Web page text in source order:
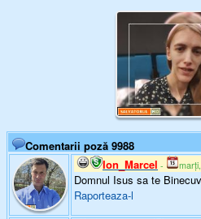
Comentarii poză 9988
Ion_Marcel -
Domnul Isus sa te
Raporteaza-l